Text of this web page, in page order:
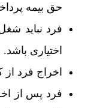
حق بیمه
فرد نباید
اختیاری باشد.
اخراج فرد از